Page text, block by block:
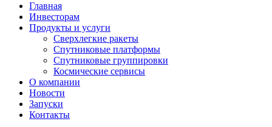
Главная
Инвесторам
Продукты и услуги
Сверхлегкие ракеты
Спутниковые платформы
Спутниковые группировки
Космические сервисы
О компании
Новости
Запуски
Контакты